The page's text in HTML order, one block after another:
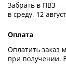
Забрать в ПВЗ —
в среду, 12
Оплата
Оплатить заказ
при получении.